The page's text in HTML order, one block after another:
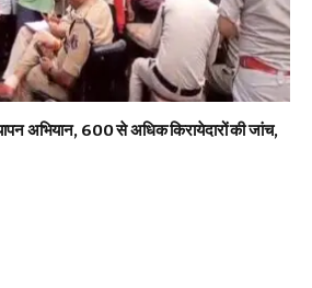
अभियान, 600 से अधिक किरायेदारों की जांच,